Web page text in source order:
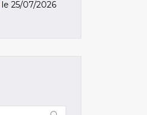
le 25/07/2026